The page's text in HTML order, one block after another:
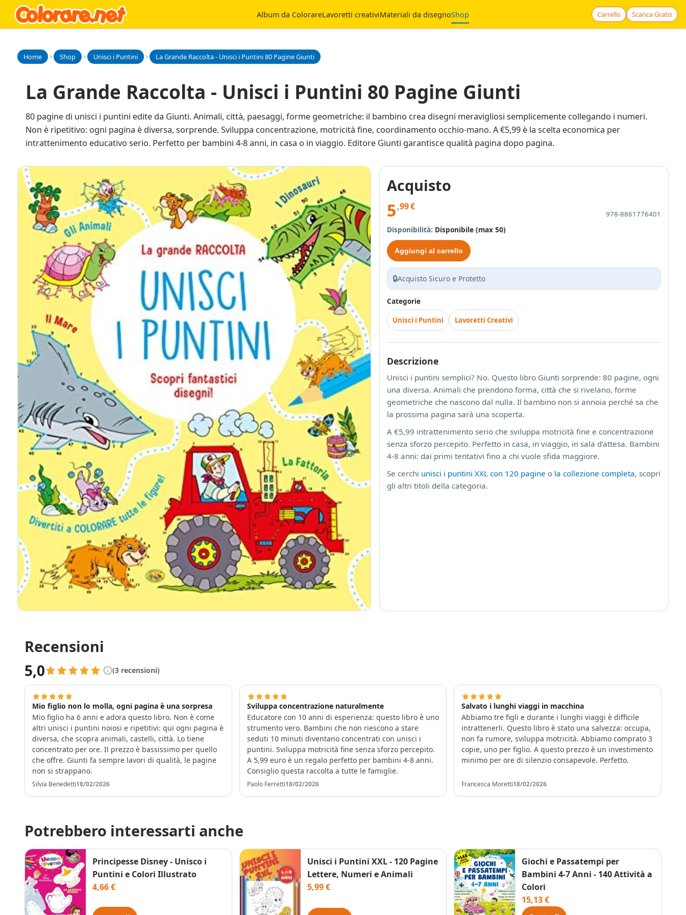
Album da ColorareLavoretti creativiMateriali da disegnoShop Carrello Scarica Gratis
Home > Shop > Unisci i Puntini > La Grande Raccolta - Unisci i Puntini 80 Pagine Giunti
La Grande Raccolta - Unisci i Puntini 80 Pagine Giunti
80 pagine di unisci i puntini edite da Giunti. Animali, città, paesaggi, forme geometriche: il bambino crea disegni meravigliosi semplicemente collegando i numeri.
Non è ripetitivo: ogni pagina è diversa, sorprende. Sviluppa concentrazione, motricità fine, coordinamento occhio-mano. A €5,99 è la scelta economica per
intrattenimento educativo serio. Perfetto per bambini 4-8 anni, in casa o in viaggio. Editore Giunti garantisce qualità pagina dopo pagina.
Acquisto
5,99€
978-8861776401
Disponibilità: Disponibile (max 50)
Aggiungi al carrello
🔒Acquisto Sicuro e Protetto
Categorie
Unisci i Puntini Lavoretti Creativi
Descrizione
Unisci i puntini semplici? No. Questo libro Giunti sorprende: 80 pagine, ogni
una diversa. Animali che prendono forma, città che si rivelano, forme
geometriche che nascono dal nulla. Il bambino non si annoia perché sa che
la prossima pagina sarà una scoperta.
A €5,99 intrattenimento serio che sviluppa motricità fine e concentrazione
senza sforzo percepito. Perfetto in casa, in viaggio, in sala d'attesa. Bambini
4-8 anni: dai primi tentativi fino a chi vuole sfida maggiore.
Se cerchi unisci i puntini XXL con 120 pagine o la collezione completa, scopri
gli altri titoli della categoria.
Recensioni
5,0 (3 recensioni)
Mio figlio non lo molla, ogni pagina è una sorpresa
Mio figlio ha 6 anni e adora questo libro. Non è come
altri unisci i puntini noiosi e ripetitivi: qui ogni pagina è
diversa, che scopra animali, castelli, città. Lo tiene
concentrato per ore. Il prezzo è bassissimo per quello
che offre. Giunti fa sempre lavori di qualità, le pagine
non si strappano.
Silvia Benedetti18/02/2026
Sviluppa concentrazione naturalmente
Educatore con 10 anni di esperienza: questo libro è uno
strumento vero. Bambini che non riescono a stare
seduti 10 minuti diventano concentrati con unisci i
puntini. Sviluppa motricità fine senza sforzo percepito.
A 5,99 euro è un regalo perfetto per bambini 4-8 anni.
Consiglio questa raccolta a tutte le famiglie.
Paolo Ferretti18/02/2026
Salvato i lunghi viaggi in macchina
Abbiamo tre figli e durante i lunghi viaggi è difficile
intrattenerli. Questo libro è stato una salvezza: occupa,
non fa rumore, sviluppa motricità. Abbiamo comprato 3
copie, uno per figlio. A questo prezzo è un investimento
minimo per ore di silenzio consapevole. Perfetto.
Francesca Moretti18/02/2026
Potrebbero interessarti anche
Principesse Disney - Unisco i
Puntini e Colori Illustrato
4,66 €
Unisci i Puntini XXL - 120 Pagine
Lettere, Numeri e Animali
5,99 €
Giochi e Passatempi per
Bambini 4-7 Anni - 140 Attività a
Colori
15,13 €